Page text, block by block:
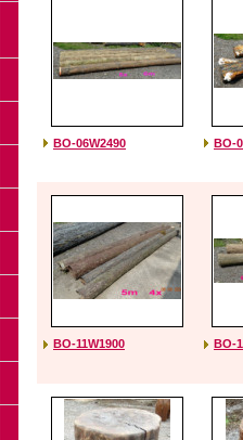
BO-06W2490 BO-
BO-11W1900 BO-